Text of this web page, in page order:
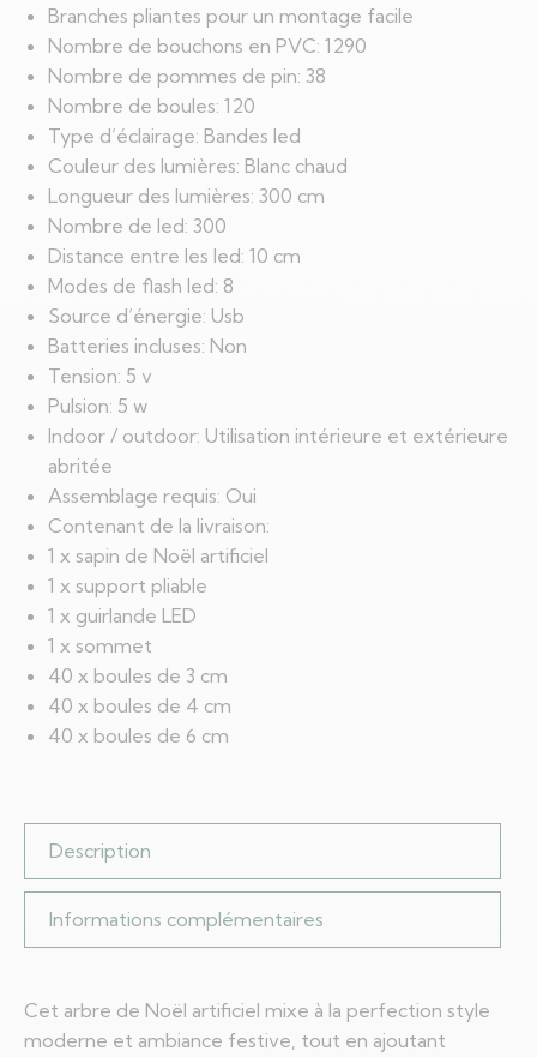
Branches pliantes pour un montage facile
Nombre de bouchons en PVC: 1290
Nombre de pommes de pin: 38
Nombre de boules: 120
Type d’éclairage: Bandes led
Couleur des lumières: Blanc chaud
Longueur des lumières: 300 cm
Nombre de led: 300
Distance entre les led: 10 cm
Modes de flash led: 8
Source d’énergie: Usb
Batteries incluses: Non
Tension: 5 v
Pulsion: 5 w
Indoor / outdoor: Utilisation intérieure et extérieure
abritée
Assemblage requis: Oui
Contenant de la livraison:
1 x sapin de Noël artificiel
1 x support pliable
1 x guirlande LED
1 x sommet
40 x boules de 3 cm
40 x boules de 4 cm
40 x boules de 6 cm
Description
Informations complémentaires
Cet arbre de Noël artificiel mixe à la perfection style
moderne et ambiance festive, tout en ajoutant